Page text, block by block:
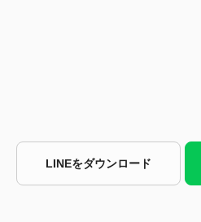
LINEをダウンロード